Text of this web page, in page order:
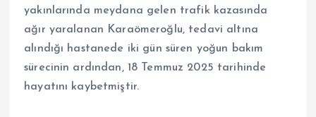
yakınlarında meydana gelen trafik kazasında
ağır yaralanan Karaömeroğlu, tedavi altına
alındığı hastanede iki gün süren yoğun bakım
sürecinin ardından, 18 Temmuz 2025 tarihinde
hayatını kaybetmiştir.